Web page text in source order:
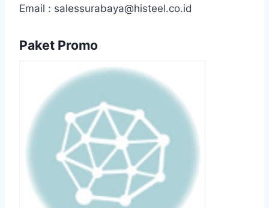
Email : salessurabaya@histeel.co.id
Paket Promo